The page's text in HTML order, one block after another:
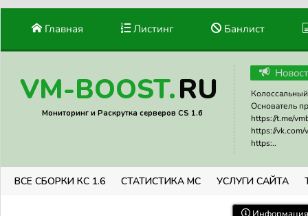
Главная Листинг Банлист
VM-BOOST.RU
Мониторинг и Раскрутка серверов CS 1.6
Основатель
https://t.me/
https://vk.com/
https:..
ВСЕ СБОРКИ КС 1.6 СТАТИСТИКА МС УСЛУГИ САЙТА